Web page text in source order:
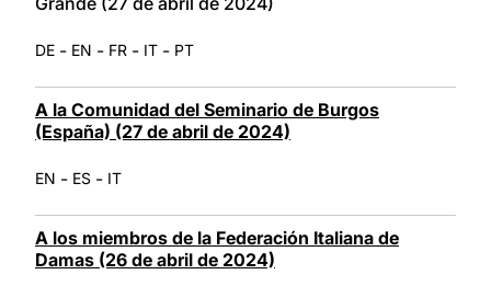
DE - EN - FR - IT - PT
A la Comunidad del Seminario de Burgos
(España) (27 de abril de 2024)
EN - ES - IT
A los miembros de la Federación Italiana de
Damas (26 de abril de 2024)